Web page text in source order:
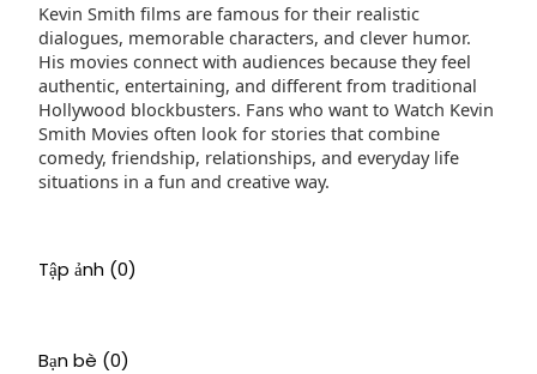
Kevin Smith films are famous for their realistic
dialogues, memorable characters, and clever humor.
His movies connect with audiences because they feel
authentic, entertaining, and different from traditional
Hollywood blockbusters. Fans who want to Watch Kevin
Smith Movies often look for stories that combine
comedy, friendship, relationships, and everyday life
situations in a fun and creative way.
Tập ảnh (0)
Bạn bè (0)